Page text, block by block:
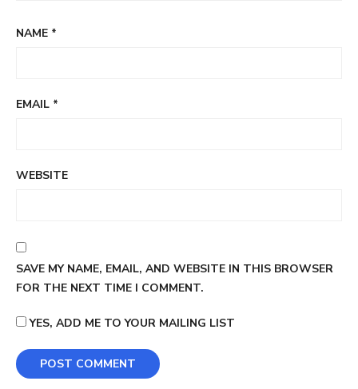
NAME *
EMAIL *
WEBSITE
SAVE MY NAME, EMAIL, AND WEBSITE IN THIS BROWSER
FOR THE NEXT TIME I COMMENT.
YES, ADD ME TO YOUR MAILING LIST